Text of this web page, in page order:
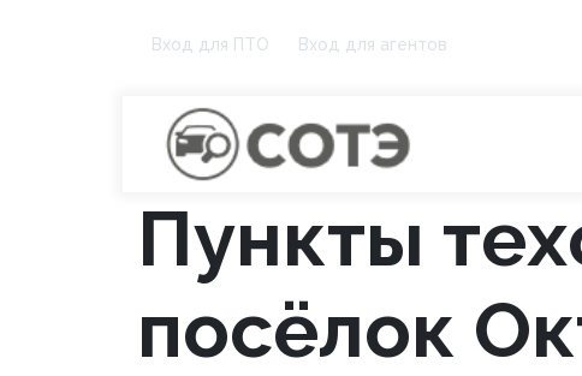
Вход для ПТО Вход для агентов
Пункты
посёлок